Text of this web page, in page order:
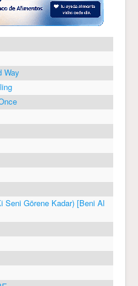
Way
Seni Görene Kadar) [Beni Al